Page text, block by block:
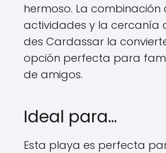
hermoso. La combinación
actividades y la cercanía
des Cardassar la
opción perfecta para
de amigos.
Ideal para…
Esta playa es perfecta